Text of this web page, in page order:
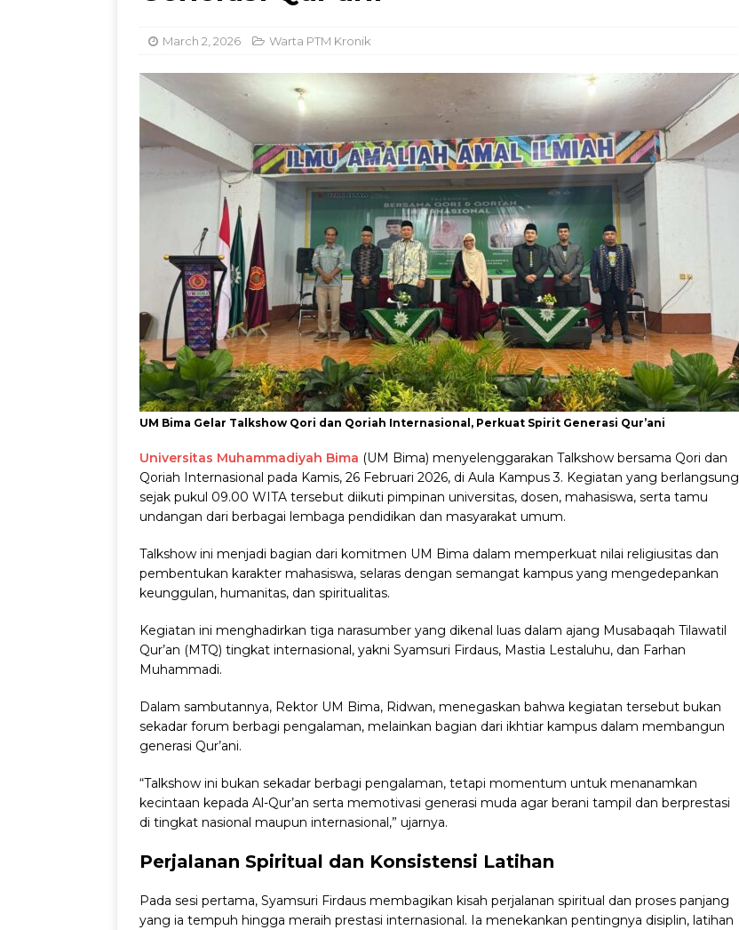
Dorong Inovasi Obat Inhalasi Berbasis Herbal
March 2, 2026 Warta PTM Kronik
UM Bima Gelar Talkshow Qori dan Qoriah Internasional, Perkuat Spirit Generasi Qur’ani
Universitas Muhammadiyah Bima (UM Bima) menyelenggarakan Talkshow bersama Qori dan
Qoriah Internasional pada Kamis, 26 Februari 2026, di Aula Kampus 3. Kegiatan yang berlangsung
sejak pukul 09.00 WITA tersebut diikuti pimpinan universitas, dosen, mahasiswa, serta tamu
undangan dari berbagai lembaga pendidikan dan masyarakat umum.
Talkshow ini menjadi bagian dari komitmen UM Bima dalam memperkuat nilai religiusitas dan
pembentukan karakter mahasiswa, selaras dengan semangat kampus yang mengedepankan
keunggulan, humanitas, dan spiritualitas.
Kegiatan ini menghadirkan tiga narasumber yang dikenal luas dalam ajang Musabaqah Tilawatil
Qur’an (MTQ) tingkat internasional, yakni Syamsuri Firdaus, Mastia Lestaluhu, dan Farhan
Muhammadi.
Dalam sambutannya, Rektor UM Bima, Ridwan, menegaskan bahwa kegiatan tersebut bukan
sekadar forum berbagi pengalaman, melainkan bagian dari ikhtiar kampus dalam membangun
generasi Qur’ani.
“Talkshow ini bukan sekadar berbagi pengalaman, tetapi momentum untuk menanamkan
kecintaan kepada Al-Qur’an serta memotivasi generasi muda agar berani tampil dan berprestasi
di tingkat nasional maupun internasional,” ujarnya.
Perjalanan Spiritual dan Konsistensi Latihan
Pada sesi pertama, Syamsuri Firdaus membagikan kisah perjalanan spiritual dan proses panjang
yang ia tempuh hingga meraih prestasi internasional. Ia menekankan pentingnya disiplin, latihan